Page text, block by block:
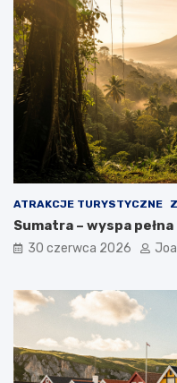
ATRAKCJE TURYSTYCZNE
Sumatra – wyspa
30 czerwca 2026